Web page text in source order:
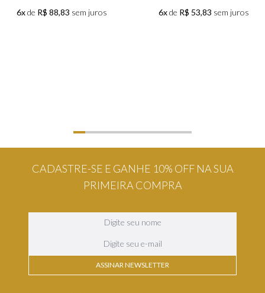
6xde R$ 88,83 sem juros 6xde R$ 53,83 sem juros
CADASTRE-SE E GANHE 10% OFF NA SUA
PRIMEIRA COMPRA
ASSINAR NEWSLETTER